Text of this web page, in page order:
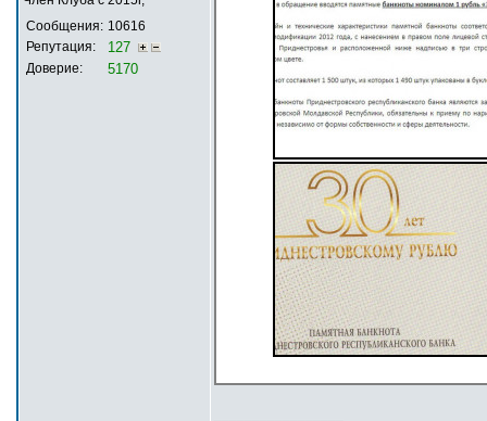
Сообщения: 10616
Репутация:
127
Доверие: 5170